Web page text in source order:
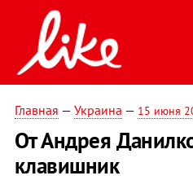
Главная — Украина — 15 июня
От Андрея
клавишник